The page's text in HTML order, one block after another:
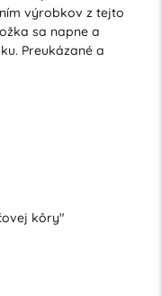
výrobkov z tejto
sa napne a
Preukázané a
kôry"